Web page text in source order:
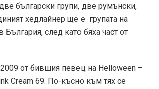
български групи, две румънски,
хедлайнер ще е групата на
след като бяха част от
от бившия певец на Helloween –
Cream 69. По-късно към тях се